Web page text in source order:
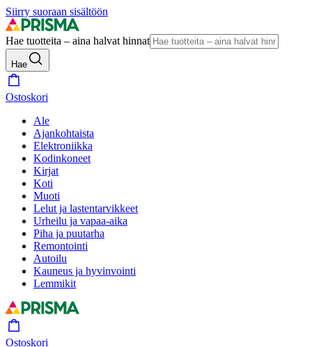
Siirry suoraan sisältöön
Hae tuotteita – aina halvat hinnat
Hae
Ostoskori
Ale
Ajankohtaista
Elektroniikka
Kodinkoneet
Kirjat
Koti
Muoti
Lelut ja lastentarvikkeet
Urheilu ja vapaa-aika
Piha ja puutarha
Remontointi
Autoilu
Kauneus ja hyvinvointi
Lemmikit
Ostoskori